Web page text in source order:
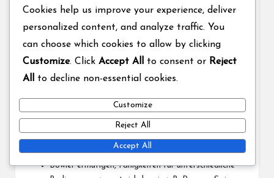
Wenn der Platz abnutzt, haben schnelle Bowler
erzeugen, was sie zwingt, ihre Linie und Länge
anzupassen. Darüber hinaus müssen sie ihre
Arbeitsbelastung verwalten, um sicherzustellen, dass sie
während des gesamten Spiels fit und effektiv bleiben.
schnelle Bowler konfrontiert sind, sollten Teams:
Die Arbeitsbelastung der Bowler überwachen und
zwischen den Einsätzen ausreichend Ruhe bieten.
Bowler ermutigen, Fähigkeiten für unterschiedliche
Cookies help us improve your experience, deliver
personalized content, and analyze traffic. You
can choose which cookies to allow by clicking
Customize. Click Accept All to consent or Reject
All
to decline non-essential cookies.
Customize
Reject All
Accept All